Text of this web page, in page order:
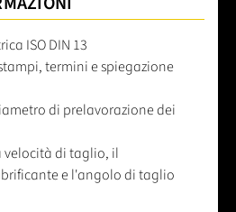
ISO DIN 13
termini e spiegazione
di prelavorazione dei
velocità di taglio, il
e l'angolo di taglio